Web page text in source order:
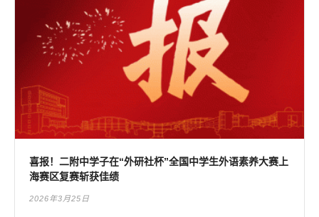
喜报！二附中学子在“外研社杯”全国中学生外语素养大赛上
海赛区复赛斩获佳绩
2026年3月25日